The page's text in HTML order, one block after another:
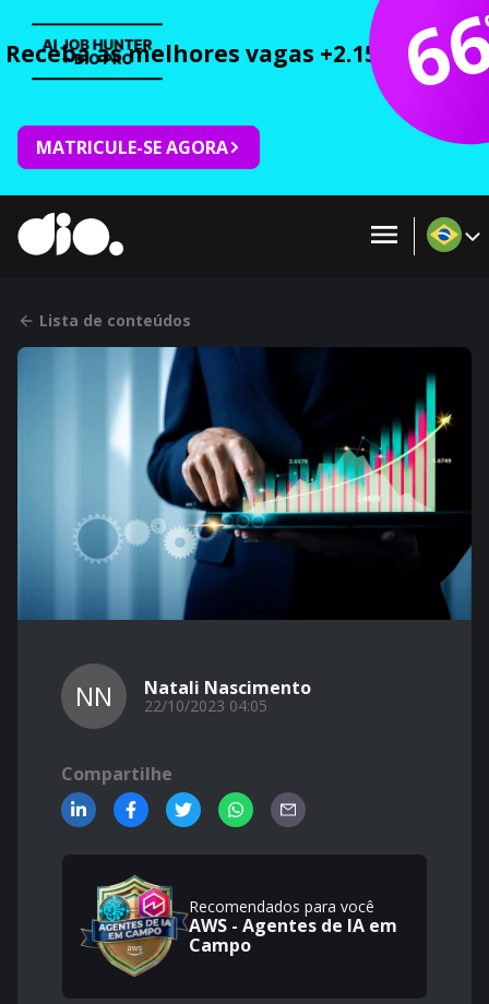
Receba as melhores vagas +2.150 cursos
MATRICULE-SE AGORA
Lista de conteúdos
NN Natali Nascimento
22/10/2023 04:05
Compartilhe
Recomendados para você
AWS - Agentes de IA em
Campo